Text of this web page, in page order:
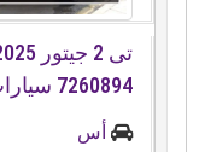
7260894 سيارات...
أس